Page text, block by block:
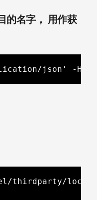
的名字， 用作获
json' -H
thirdparty/